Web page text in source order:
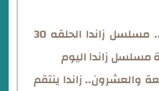
مسلسل زاندا الحلقة الأخيرة .. مسلسل زاندا الحلقه 30
زاندا اليوم
الحلقة 29 التاسعة والعشرون.. زاندا ينتقم